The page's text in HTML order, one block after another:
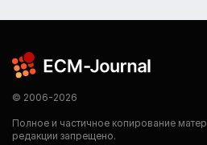
© 2006-2026
Полное и частичное копирование
редакции запрещено.